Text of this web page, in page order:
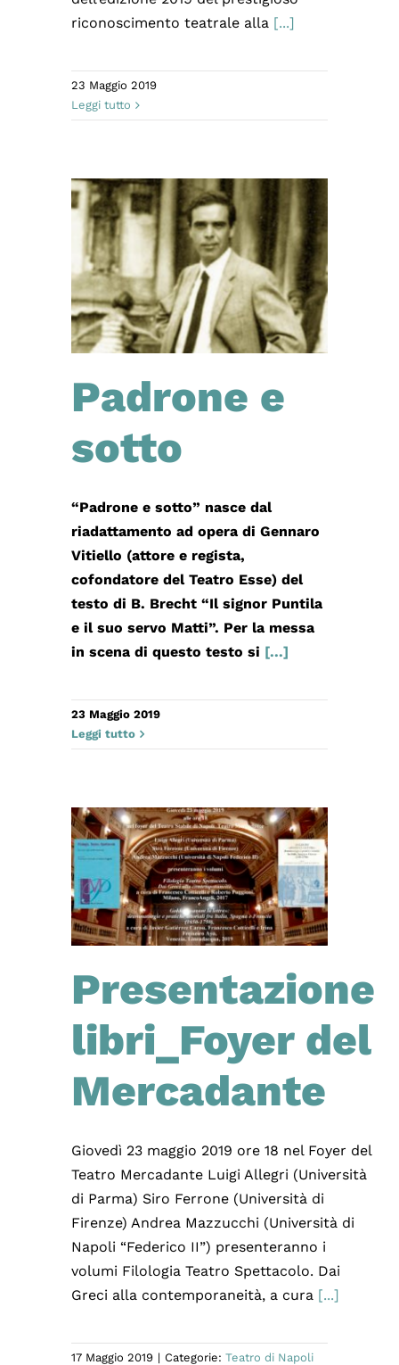
riconoscimento teatrale alla [...]
23 Maggio 2019
Leggi tutto
Padrone e
sotto
“Padrone e sotto” nasce dal
riadattamento ad opera di Gennaro
Vitiello (attore e regista,
cofondatore del Teatro Esse) del
testo di B. Brecht “Il signor Puntila
e il suo servo Matti”. Per la messa
in scena di questo testo si [...]
23 Maggio 2019
Leggi tutto
Presentazione
libri_Foyer del
Mercadante
Giovedì 23 maggio 2019 ore 18 nel Foyer del
Teatro Mercadante Luigi Allegri (Università
di Parma) Siro Ferrone (Università di
Firenze) Andrea Mazzucchi (Università di
Napoli “Federico II”) presenteranno i
volumi Filologia Teatro Spettacolo. Dai
Greci alla contemporaneità, a cura [...]
17 Maggio 2019 | Categorie: Teatro di Napoli